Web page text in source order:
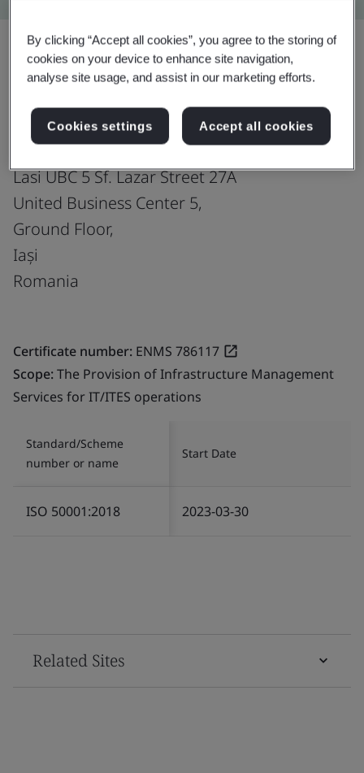
แชร์: อัปเกรด
Genpact
Lasi UBC 5 Sf. Lazar Street 27A
United Business Center 5,
Ground Floor,
Iași
Romania
Certificate number: ENMS 786117
Scope:The Provision of Infrastructure Management
Services for IT/ITES operations
Standard/Scheme
number or name
Start Date
ISO 50001:2018 2023-03-30
Related Sites
By clicking “Accept all cookies”, you agree to the storing of
cookies on your device to enhance site navigation,
analyse site usage, and assist in our marketing efforts.
Cookies settings Accept all cookies